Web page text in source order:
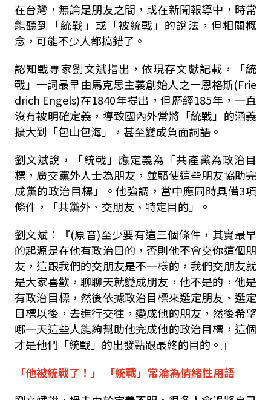
在台灣，無論是朋友之間，或在新聞報導中，時常
能聽到「統戰」或「被統戰」的說法，但相關概
念，可能不少人都搞錯了。
認知戰專家劉文斌指出，依現存文獻記載，「統
戰」一詞最早由馬克思主義創始人之一恩格斯(Frie
drich Engels)在1840年提出，但歷經185年，一直
沒有被明確定義，導致國內外常將「統戰」的涵義
擴大到「包山包海」，甚至變成負面詞語。
劉文斌說，「統戰」應定義為「共產黨為政治目
標，廣交黨外人士為朋友，並驅使這些朋友協助完
成黨的政治目標」。他強調，當中應同時具備3項
條件，「共黨外、交朋友、特定目的」。
劉文斌：『(原音)至少要有這三個條件，其實最早
的起源是在他有政治目的，否則他不會交你這個朋
友，這跟我們的交朋友是不一樣的，我們交朋友就
是大家喜歡，聊聊天就變成朋友，他不是的，他是
有政治目標，然後依據政治目標來選定朋友、選定
目標以後，去進行交往，變成他的朋友，然後希望
哪一天這些人能夠幫助他完成他的政治目標，這個
才是他們「統戰」的出發點跟最終的目的。』
「他被統戰了！ 」 「統戰」常淪為情緒性用語